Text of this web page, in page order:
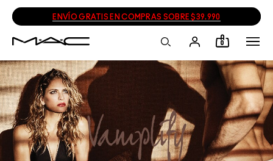
ENVÍO GRATIS EN COMPRAS SOBRE $39.990
0